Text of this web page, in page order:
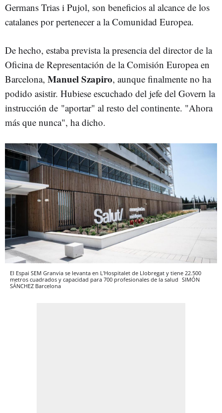
Germans Trias i Pujol, son beneficios al alcance de los
catalanes por pertenecer a la Comunidad Europea.
De hecho, estaba prevista la presencia del director de la
Oficina de Representación de la Comisión Europea en
Barcelona, Manuel Szapiro, aunque finalmente no ha
podido asistir. Hubiese escuchado del jefe del Govern la
instrucción de "aportar" al resto del continente. "Ahora
más que nunca", ha dicho.
El Espai SEM Granvia se levanta en L'Hospitalet de Llobregat y tiene 22.500
metros cuadrados y capacidad para 700 profesionales de la salud SIMÓN
SÁNCHEZ Barcelona